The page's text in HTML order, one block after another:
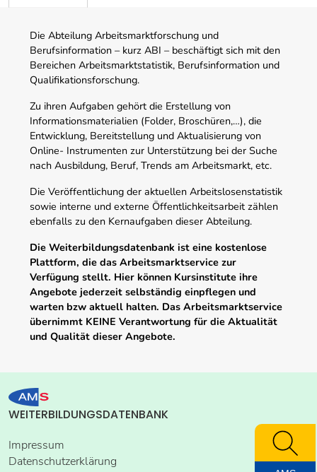
Die Abteilung Arbeitsmarktforschung und
Berufsinformation – kurz ABI – beschäftigt sich mit den
Bereichen Arbeitsmarktstatistik, Berufsinformation und
Qualifikationsforschung.
Zu ihren Aufgaben gehört die Erstellung von
Informationsmaterialien (Folder, Broschüren,…), die
Entwicklung, Bereitstellung und Aktualisierung von
Online- Instrumenten zur Unterstützung bei der Suche
nach Ausbildung, Beruf, Trends am Arbeitsmarkt, etc.
Die Veröffentlichung der aktuellen Arbeitslosenstatistik
sowie interne und externe Öffentlichkeitsarbeit zählen
ebenfalls zu den Kernaufgaben dieser Abteilung.
Die Weiterbildungsdatenbank ist eine kostenlose
Plattform, die das Arbeitsmarktservice zur
Verfügung stellt. Hier können Kursinstitute ihre
Angebote jederzeit selbständig einpflegen und
warten bzw aktuell halten. Das Arbeitsmarktservice
übernimmt KEINE Verantwortung für die Aktualität
und Qualität dieser Angebote.
WEITERBILDUNGSDATENBANK
Impressum
Datenschutzerklärung